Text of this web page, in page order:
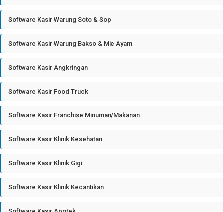
Software Kasir Warung Soto & Sop
Software Kasir Warung Bakso & Mie Ayam
Software Kasir Angkringan
Software Kasir Food Truck
Software Kasir Franchise Minuman/Makanan
Software Kasir Klinik Kesehatan
Software Kasir Klinik Gigi
Software Kasir Klinik Kecantikan